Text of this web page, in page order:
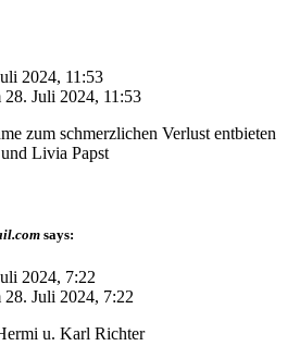
2024, 11:53
28. Juli 2024, 11:53
zum schmerzlichen Verlust entbieten
Livia Papst
says:
2024, 7:22
28. Juli 2024, 7:22
u. Karl Richter